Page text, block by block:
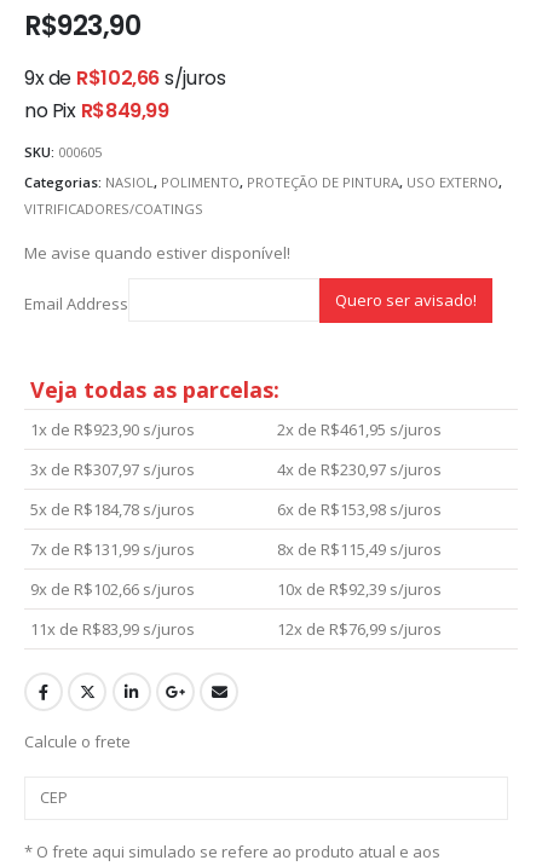
R$923,90
9x de R$102,66s/juros
no Pix R$849,99
SKU: 000605
Categorias: NASIOL, POLIMENTO, PROTEÇÃO DE PINTURA, USO EXTERNO,
VITRIFICADORES/COATINGS
Me avise quando estiver disponível!
Email Address
Veja todas as parcelas:
1x de R$923,90 s/juros 2x de R$461,95 s/juros
3x de R$307,97 s/juros 4x de R$230,97 s/juros
5x de R$184,78 s/juros 6x de R$153,98 s/juros
7x de R$131,99 s/juros 8x de R$115,49 s/juros
9x de R$102,66 s/juros 10x de R$92,39 s/juros
11x de R$83,99 s/juros 12x de R$76,99 s/juros
Calcule o frete
* O frete aqui simulado se refere ao produto atual e aos